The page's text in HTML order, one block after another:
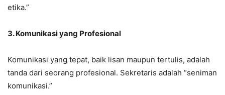
etika.”
3. Komunikasi yang Profesional
Komunikasi yang tepat, baik lisan maupun tertulis, adalah
tanda dari seorang profesional. Sekretaris adalah “seniman
komunikasi.”